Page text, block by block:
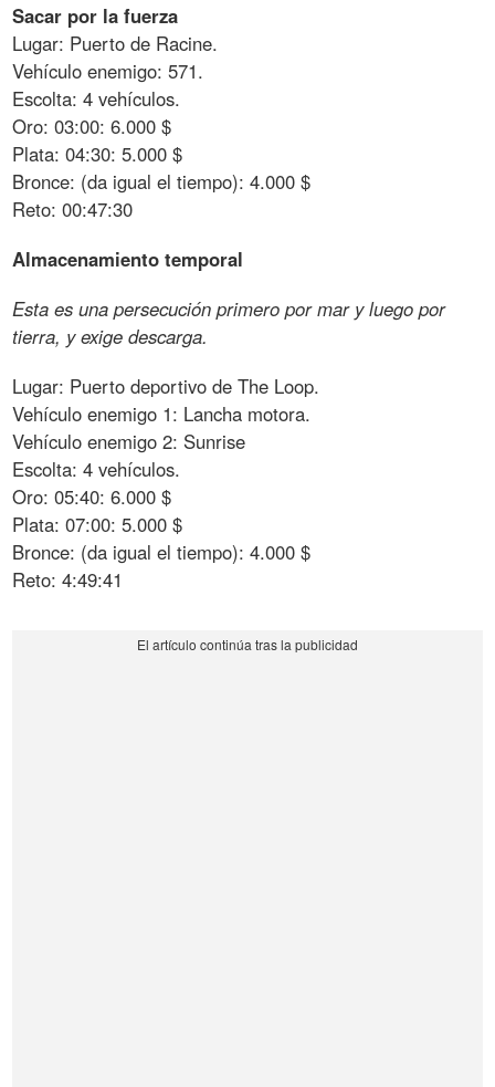
Sacar por la fuerza
Lugar: Puerto de Racine.
Vehículo enemigo: 571.
Escolta: 4 vehículos.
Oro: 03:00: 6.000 $
Plata: 04:30: 5.000 $
Bronce: (da igual el tiempo): 4.000 $
Reto: 00:47:30
Almacenamiento temporal
Esta es una persecución primero por mar y luego por
tierra, y exige descarga.
Lugar: Puerto deportivo de The Loop.
Vehículo enemigo 1: Lancha motora.
Vehículo enemigo 2: Sunrise
Escolta: 4 vehículos.
Oro: 05:40: 6.000 $
Plata: 07:00: 5.000 $
Bronce: (da igual el tiempo): 4.000 $
Reto: 4:49:41